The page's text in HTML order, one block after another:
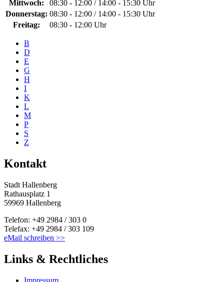
Mittwoch:
08:30 - 12:00 / 14:00 - 15:30 Uhr
Donnerstag: 08:30 - 12:00 / 14:00 - 15:30 Uhr
Freitag:
08:30 - 12:00 Uhr
B
D
E
G
H
I
K
L
M
P
S
Z
Kontakt
Stadt Hallenberg
Rathausplatz 1
59969 Hallenberg
Telefon: +49 2984 / 303 0
Telefax: +49 2984 / 303 109
eMail schreiben >>
Links & Rechtliches
Impressum